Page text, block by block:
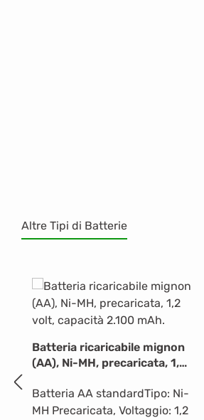
Altre Tipi di Batterie
Batteria ricaricabile mignon
(AA), Ni-MH, precaricata, 1,2
Batteria AA standardTipo: Ni-
MH Precaricata, Voltaggio: 1,2